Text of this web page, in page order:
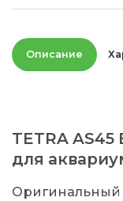
Описание
TETRA
для
Оригинальный